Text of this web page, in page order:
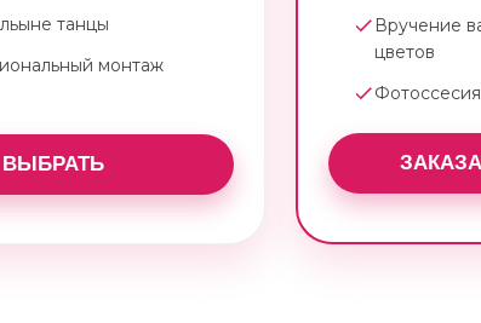
танцы
монтаж
ВЫБРАТЬ
Вручение
цветов